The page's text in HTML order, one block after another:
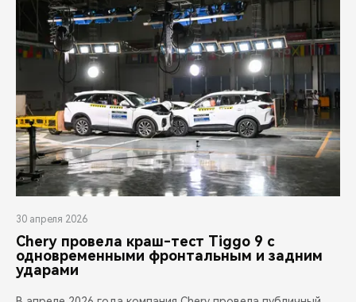
30 апреля 2026
Chery провела краш-тест Tiggo 9 с
одновременными фронтальным и задним
ударами